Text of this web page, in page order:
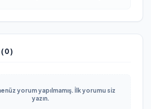
(0)
yorum yapılmamış. İlk yorumu siz
yazın.